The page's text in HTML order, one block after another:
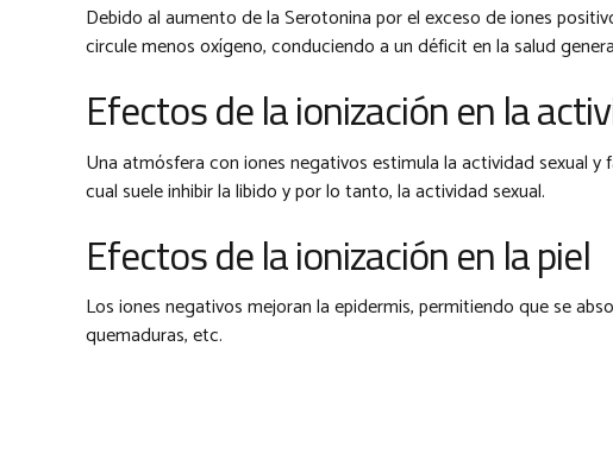
Debido al aumento de la Serotonina por el exceso de iones
circule menos oxígeno, conduciendo a un déficit en la salud
Efectos de la ionización en la
Una atmósfera con iones negativos estimula la actividad sexual
cual suele inhibir la libido y por lo tanto, la actividad sexual.
Efectos de la ionización en la piel
Los iones negativos mejoran la epidermis, permitiendo que se
quemaduras, etc.